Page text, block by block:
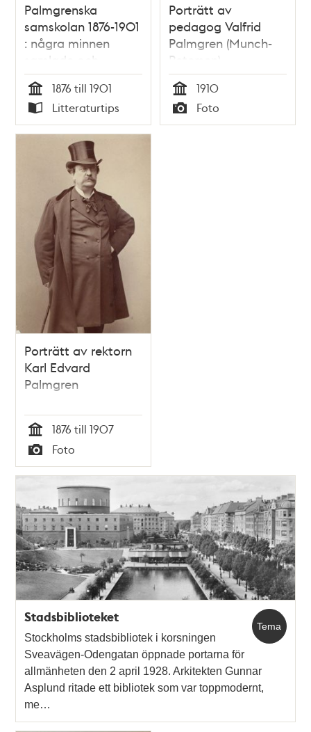
Palmgrenska
samskolan 1876-1901
: några minnen
samlade och
utgifna af /Harald
Lindegren
Tid
1876 till 1901
Typ
Litteraturtips
Porträtt av
pedagog Valfrid
Palmgren (Munch-
Petersen)
Tid
1910
Typ
Foto
Porträtt av rektorn
Karl Edvard
Palmgren
Tid
1876 till 1907
Typ
Foto
Tema
Stadsbiblioteket
Stockholms stadsbibliotek i korsningen
Sveavägen-Odengatan öppnade portarna för
allmänheten den 2 april 1928. Arkitekten Gunnar
Asplund ritade ett bibliotek som var toppmodernt,
me…